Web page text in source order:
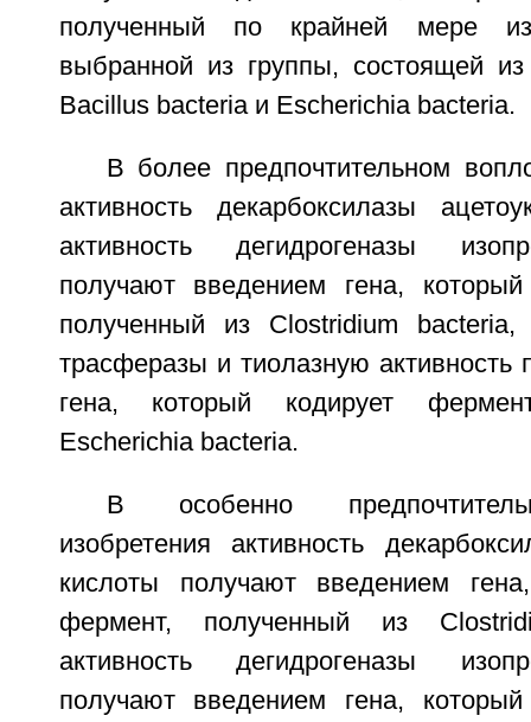
полученный по крайней мере
выбранной из группы, состоящей
Bacillus bacteria и Escherichia bacteria.
В более предпочтительном
активность декарбоксилазы
активность дегидрогеназы
получают введением гена,
полученный из Clostridium
трасферазы и тиолазную активность
гена, который кодирует
Escherichia bacteria.
В особенно
изобретения активность
кислоты получают введением
фермент, полученный из
активность дегидрогеназы
получают введением гена,